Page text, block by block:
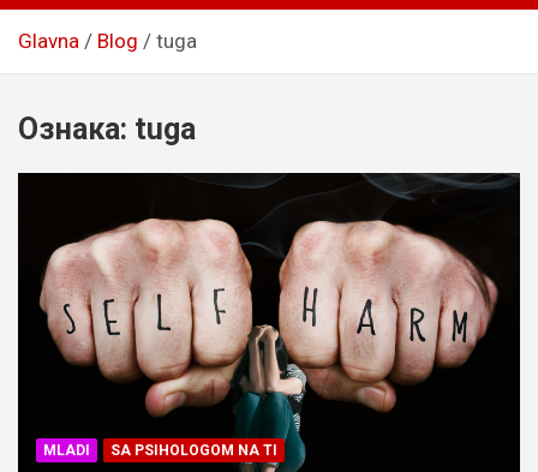
Glavna Blog tuga
Ознака: tuga
MLADI SA PSIHOLOGOM NA TI